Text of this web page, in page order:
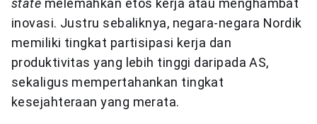
state melemahkan etos kerja atau menghambat
inovasi. Justru sebaliknya, negara-negara Nordik
memiliki tingkat partisipasi kerja dan
produktivitas yang lebih tinggi daripada AS,
sekaligus mempertahankan tingkat
kesejahteraan yang merata.